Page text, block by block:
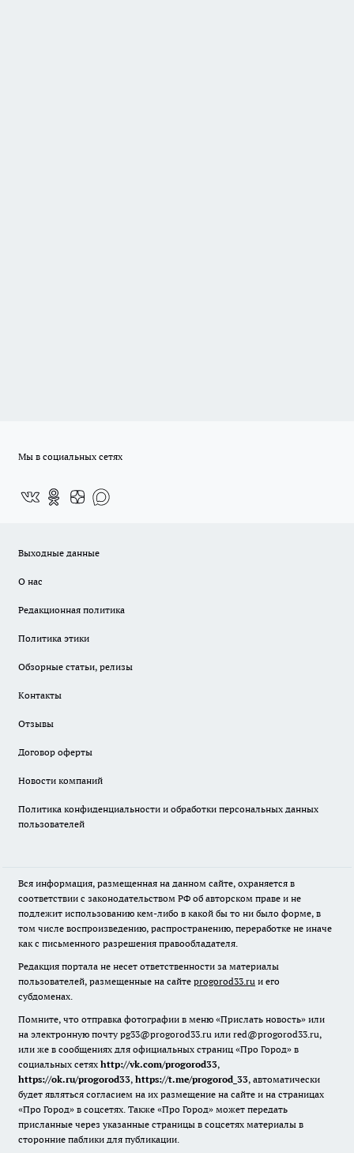
Мы в социальных сетях
Выходные данные
О нас
Редакционная политика
Политика этики
Обзорные статьи, релизы
Контакты
Отзывы
Договор оферты
Новости компаний
Политика конфиденциальности и обработки персональных данных
пользователей
Вся информация, размещенная на данном сайте, охраняется в
соответствии с законодательством РФ об авторском праве и не
подлежит использованию кем-либо в какой бы то ни было форме, в
том числе воспроизведению, распространению, переработке не иначе
как с письменного разрешения правообладателя.
Редакция портала не несет ответственности за материалы
пользователей, размещенные на сайте progorod33.ru и его
субдоменах.
Помните, что отправка фотографии в меню «Прислать новость» или
на электронную почту pg33@progorod33.ru или red@progorod33.ru,
или же в сообщениях для официальных страниц «Про Город» в
социальных сетях http://vk.com/progorod33,
https://ok.ru/progorod33, https://t.me/progorod_33, автоматически
будет являться согласием на их размещение на сайте и на страницах
«Про Город» в соцсетях. Также «Про Город» может передать
присланные через указанные страницы в соцсетях материалы в
сторонние паблики для публикации.